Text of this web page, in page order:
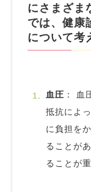
にさまざま
では、健康
について考
血圧 ： 血
抵抗によ
に負担を
ることが
ることが